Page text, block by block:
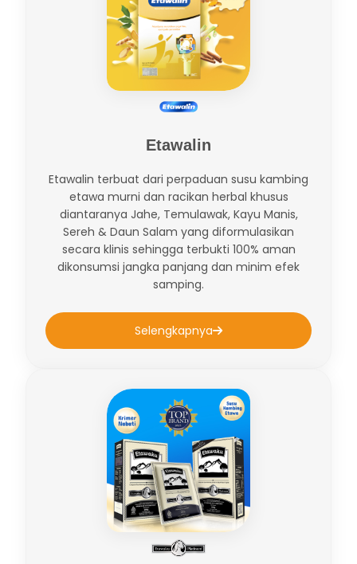
Etawalin
Etawalin terbuat dari perpaduan susu kambing
etawa murni dan racikan herbal khusus
diantaranya Jahe, Temulawak, Kayu Manis,
Sereh & Daun Salam yang diformulasikan
secara klinis sehingga terbukti 100% aman
dikonsumsi jangka panjang dan minim efek
samping.
Selengkapnya